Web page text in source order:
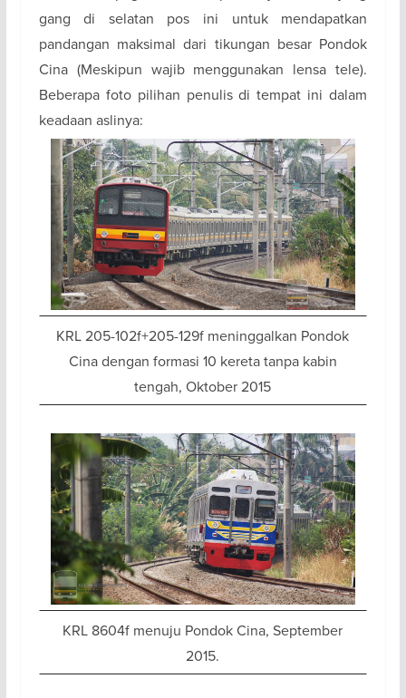
gang di selatan pos ini untuk mendapatkan
pandangan maksimal dari tikungan besar Pondok
Cina (Meskipun wajib menggunakan lensa tele).
Beberapa foto pilihan penulis di tempat ini dalam
keadaan aslinya:
KRL 205-102f+205-129f meninggalkan Pondok
Cina dengan formasi 10 kereta tanpa kabin
tengah, Oktober 2015
KRL 8604f menuju Pondok Cina, September
2015.